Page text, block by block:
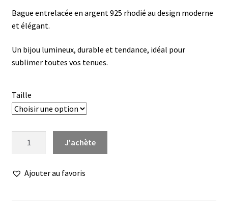
Bague entrelacée en argent 925 rhodié au design moderne
et élégant.
Un bijou lumineux, durable et tendance, idéal pour
sublimer toutes vos tenues.
Taille
entrelacée
J'achète
Ajouter au favoris